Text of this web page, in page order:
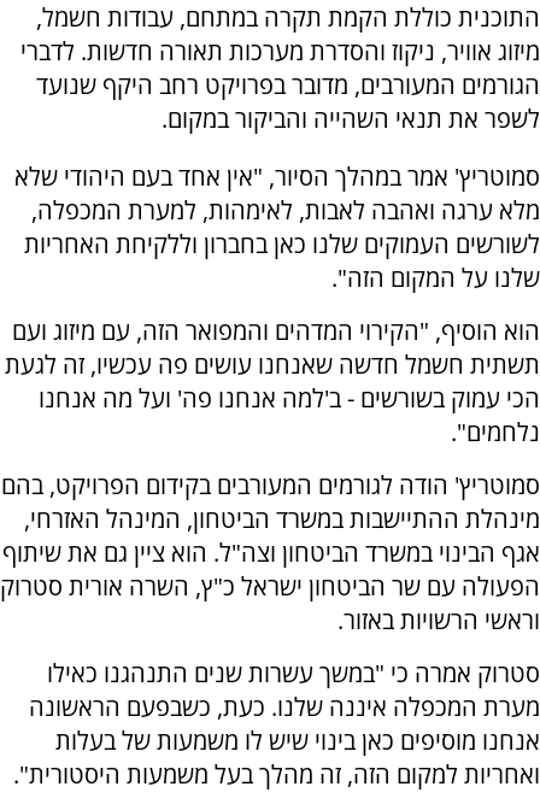
התוכנית כוללת הקמת תקרה במתחם, עבודות חשמל,
מיזוג אוויר, ניקוז והסדרת מערכות תאורה חדשות. לדברי
הגורמים המעורבים, מדובר בפרויקט רחב היקף שנועד
לשפר את תנאי השהייה והביקור במקום.
סמוטריץ' אמר במהלך הסיור, "אין אחד בעם היהודי שלא
מלא ערגה ואהבה לאבות, לאימהות, למערת המכפלה,
לשורשים העמוקים שלנו כאן בחברון וללקיחת האחריות
שלנו על המקום הזה".
הוא הוסיף, "הקירוי המדהים והמפואר הזה, עם מיזוג ועם
תשתית חשמל חדשה שאנחנו עושים פה עכשיו, זה לגעת
הכי עמוק בשורשים - ב'למה אנחנו פה' ועל מה אנחנו
נלחמים".
סמוטריץ' הודה לגורמים המעורבים בקידום הפרויקט, בהם
מינהלת ההתיישבות במשרד הביטחון, המינהל האזרחי,
אגף הבינוי במשרד הביטחון וצה"ל. הוא ציין גם את שיתוף
הפעולה עם שר הביטחון ישראל כ"ץ, השרה אורית סטרוק
וראשי הרשויות באזור.
סטרוק אמרה כי "במשך עשרות שנים התנהגנו כאילו
מערת המכפלה איננה שלנו. כעת, כשבפעם הראשונה
אנחנו מוסיפים כאן בינוי שיש לו משמעות של בעלות
ואחריות למקום הזה, זה מהלך בעל משמעות היסטורית".